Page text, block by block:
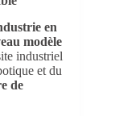
en
modèle
industriel
et du
de